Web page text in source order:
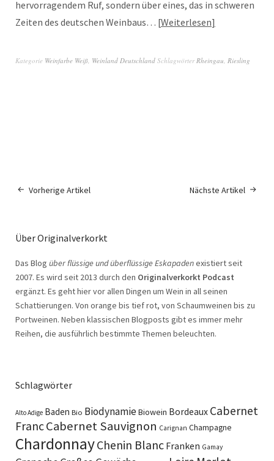
hervorragendem Ruf, sondern über eines, das in schweren
Zeiten des deutschen Weinbaus… Weiterlesen
Kategorie Weinfarbe Weiß Weinland Deutschland Schlagwörter Rheingau Riesling
Vorherige Artikel Nächste Artikel
Über Originalverkorkt
Das Blog über flüssige und überflüssige Eskapadenexistiert seit
2007. Es wird seit 2013 durch den Originalverkorkt Podcast
ergänzt. Es geht hier vor allen Dingen um Wein in all seinen
Schattierungen. Von orange bis tief rot, von Schaumweinen bis zu
Portweinen. Neben klassischen Blogposts gibt es immer mehr
Reihen, die ausführlich bestimmte Themen beleuchten.
Schlagwörter
Alto Adige Baden Bio BiodynamieBiowein Bordeaux Cabernet
FrancCabernet Sauvignon Carignan Champagne
ChardonnayChenin Blanc Franken Gamay